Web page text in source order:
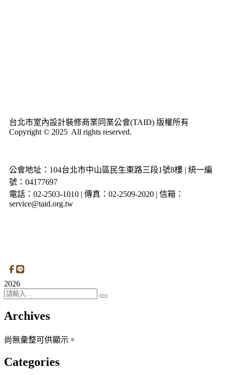
台北市室內設計裝修商業同業公會(TAID) 版權所有
Copyright © 2025 All rights reserved.
公會地址：104台北市中山區民生東路三段1號8樓 | 統一編
號：04177697
電話：02-2503-1010 | 傳真：02-2509-2020 | 信箱：
service@taid.org.tw
2026
Archives
尚無彙整可供顯示。
Categories